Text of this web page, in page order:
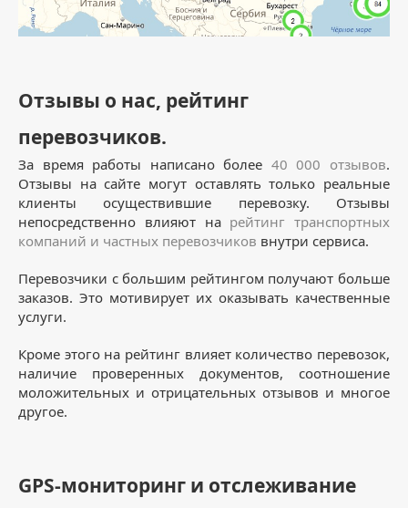
Отзывы о нас, рейтинг
перевозчиков.
За время работы написано более 40 000 отзывов.
Отзывы на сайте могут оставлять только реальные
клиенты осуществившие перевозку. Отзывы
непосредственно влияют на рейтинг транспортных
компаний и частных перевозчиков внутри сервиса.
Перевозчики с большим рейтингом получают больше
заказов. Это мотивирует их оказывать качественные
услуги.
Кроме этого на рейтинг влияет количество перевозок,
наличие проверенных документов, соотношение
моложительных и отрицательных отзывов и многое
другое.
GPS-мониторинг и отслеживание